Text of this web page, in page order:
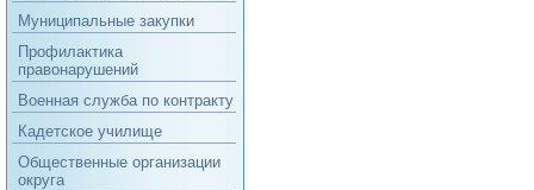
Муниципальные закупки
Профилактика
правонарушений
Военная служба по контракту
Кадетское училище
Общественные организации
округа